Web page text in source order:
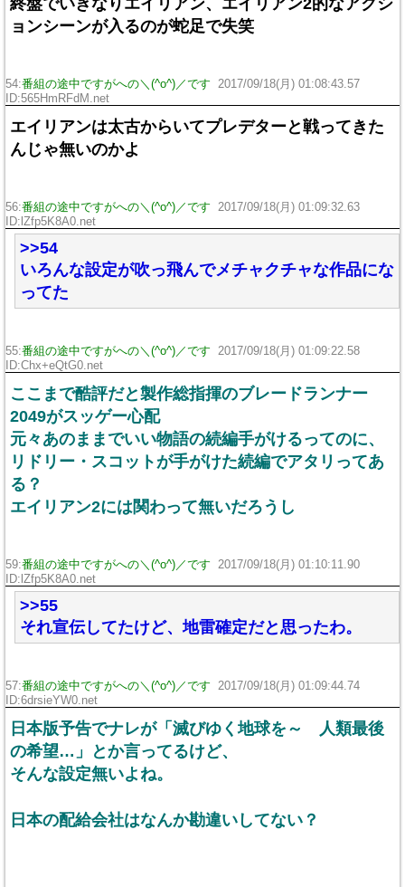
ョンシーンが入るのが蛇足で失笑
54:番組の途中ですがへの＼(^o^)／です
2017/09/18(月) 01:08:43.57
ID:565HmRFdM.net
エイリアンは太古からいてプレデターと戦ってきた
んじゃ無いのかよ
56:番組の途中ですがへの＼(^o^)／です
2017/09/18(月) 01:09:32.63
ID:lZfp5K8A0.net
>>54
いろんな設定が吹っ飛んでメチャクチャな作品にな
ってた
55:番組の途中ですがへの＼(^o^)／です
2017/09/18(月) 01:09:22.58
ID:Chx+eQtG0.net
ここまで酷評だと製作総指揮のブレードランナー
2049がスッゲー心配
元々あのままでいい物語の続編手がけるってのに、
リドリー・スコットが手がけた続編でアタリってあ
る？
エイリアン2には関わって無いだろうし
59:番組の途中ですがへの＼(^o^)／です
2017/09/18(月) 01:10:11.90
ID:lZfp5K8A0.net
>>55
それ宣伝してたけど、地雷確定だと思ったわ。
57:番組の途中ですがへの＼(^o^)／です
2017/09/18(月) 01:09:44.74
ID:6drsieYW0.net
日本版予告でナレが「滅びゆく地球を～ 人類最後
の希望…」とか言ってるけど、
そんな設定無いよね。
日本の配給会社はなんか勘違いしてない？